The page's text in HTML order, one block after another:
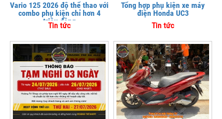
Vario 125 2026 độ thể thao với
combo phụ kiện chỉ hơn 4
triệu đồng
Tin tức
Tổng hợp phụ kiện xe máy
điện Honda UC3
Tin tức